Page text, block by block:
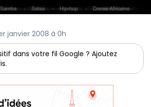
janvier 2008 à 0h
dans votre fil Google ? Ajoutez